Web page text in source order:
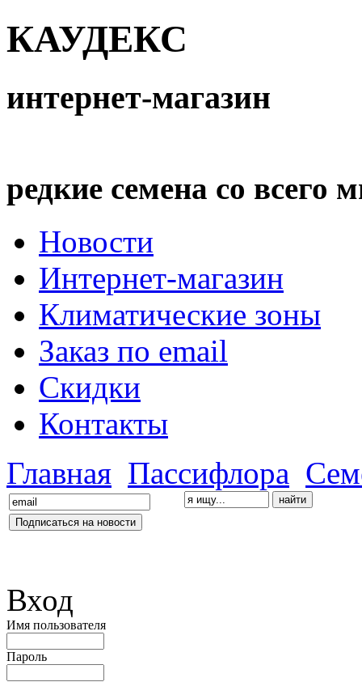
КАУДЕКС
интернет-магазин
редкие семена со всего
Новости
Интернет-магазин
Климатические зоны
Заказ по email
Скидки
Контакты
Главная Пассифлора
Вход
Имя пользователя
Пароль